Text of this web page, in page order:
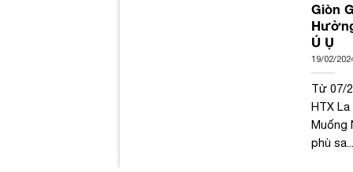
Giòn
Ú Ụ
19/02/
Từ 07/
HTX
Muống
phù sa...